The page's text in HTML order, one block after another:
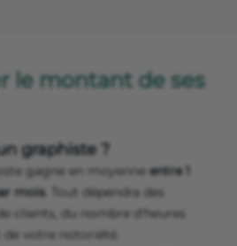
le montant de ses
graphiste ?
gagne en moyenne entre 1
mois. Tout dépendra des
clients, du nombre d'heures
votre notoriété.